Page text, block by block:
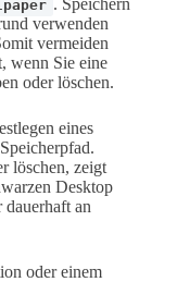
. Speichern
verwenden
vermeiden
wenn Sie eine
oder löschen.
eines
löschen, zeigt
Desktop
an
oder einem